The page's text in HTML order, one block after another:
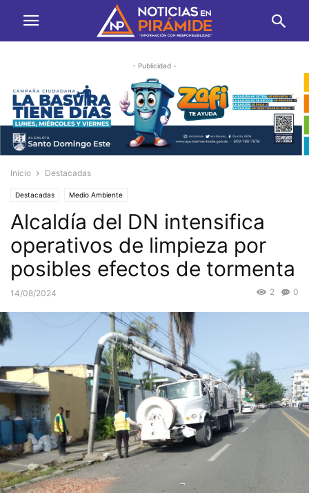
- Publicidad -
Inicio Destacadas
Destacadas Medio Ambiente
Alcaldía del DN intensifica
operativos de limpieza por
posibles efectos de tormenta
14/08/2024 0
2